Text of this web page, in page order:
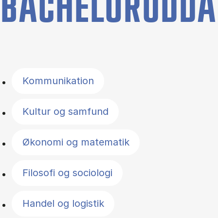
Kommunikation
Kultur og samfund
Økonomi og matematik
Filosofi og sociologi
Handel og logistik